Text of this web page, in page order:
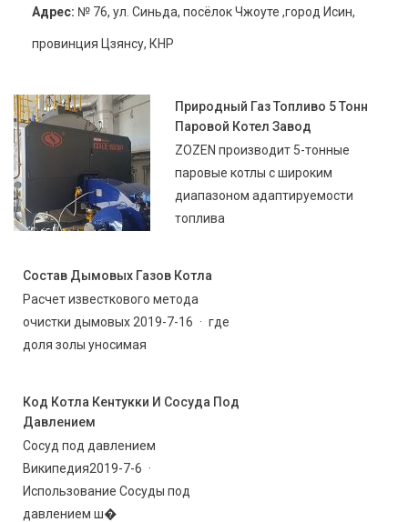
Адрес: № 76, ул. Синьда, посёлок Чжоуте ,город Исин,
провинция Цзянсу, КНР
Природный Газ Топливо 5 Тонн
Паровой Котел Завод
ZOZEN производит 5-тонные
паровые котлы с широким
диапазоном адаптируемости
топлива
Состав Дымовых Газов Котла
Расчет известкового метода
очистки дымовых 2019-7-16 · где
доля золы уносимая
Код Котла Кентукки И Сосуда Под
Давлением
Сосуд под давлением
Википедия2019-7-6 ·
Использование Сосуды под
давлением ш�